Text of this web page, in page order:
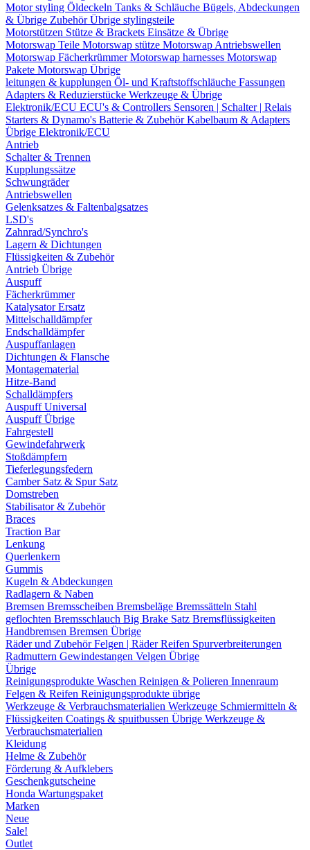
Motor styling Öldeckeln Tanks & Schläuche Bügels, Abdeckungen
& Übrige ZubehörÜbrige stylingsteile
Motorstützen Stütze & Brackets Einsätze & Übrige
Motorswap Teile Motorswap stütze Motorswap Antriebswellen
Motorswap FächerkrümmerMotorswap harnesses Motorswap
Pakete Motorswap Übrige
leitungen & kupplungen Öl- und Kraftstoffschläuche Fassungen
Adapters & Reduzierstücke Werkzeuge & Übrige
Elektronik/ECU ECU's & Controllers Sensoren | Schalter | Relais
Starters & Dynamo's Batterie & ZubehörKabelbaum & Adapters
Übrige Elektronik/ECU
Antrieb
Schalter & Trennen
Kupplungssätze
Schwungräder
Antriebswellen
Gelenksatzes & Faltenbalgsatzes
LSD's
Zahnrad/Synchro's
Lagern & Dichtungen
Flüssigkeiten & Zubehör
Antrieb Übrige
Auspuff
Fächerkrümmer
Katalysator Ersatz
Mittelschalldämpfer
Endschalldämpfer
Auspuffanlagen
Dichtungen & Flansche
Montagematerial
Hitze-Band
Schalldämpfers
Auspuff Universal
Auspuff Übrige
Fahrgestell
Gewindefahrwerk
Stoßdämpfern
Tieferlegungsfedern
Camber Satz & Spur Satz
Domstreben
Stabilisator & Zubehör
Braces
Traction Bar
Lenkung
Querlenkern
Gummis
Kugeln & Abdeckungen
Radlagern & Naben
Bremsen Bremsscheiben Bremsbeläge Bremssätteln Stahl
geflochten Bremsschlauch Big Brake Satz Bremsflüssigkeiten
Handbremsen Bremsen Übrige
Räder und ZubehörFelgen | RäderReifen Spurverbreiterungen
Radmuttern Gewindestangen Velgen Übrige
Übrige
Reinigungsprodukte Waschen Reinigen & Polieren Innenraum
Felgen & Reifen Reinigungsprodukte übrige
Werkzeuge & Verbrauchsmaterialien Werkzeuge Schmiermitteln &
Flüssigkeiten Coatings & spuitbussen Übrige Werkzeuge &
Verbrauchsmaterialien
Kleidung
Helme & Zubehör
Förderung & Aufklebers
Geschenkgutscheine
Honda Wartungspaket
Marken
Neue
Sale!
Outlet